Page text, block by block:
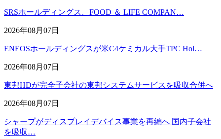
SRSホールディングス、FOOD ＆ LIFE COMPAN…
2026年08月07日
ENEOSホールディングスが米C4ケミカル大手TPC Hol…
2026年08月07日
東邦HDが完全子会社の東邦システムサービスを吸収合併へ
2026年08月07日
シャープがディスプレイデバイス事業を再編へ 国内子会社
を吸収…